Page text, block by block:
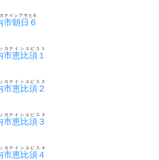
市朝日６
ナイシアサヒ６
恵比須１
カナイシエビス１
市恵比須２
カナイシエビス２
市恵比須３
カナイシエビス３
市恵比須４
カナイシエビス４